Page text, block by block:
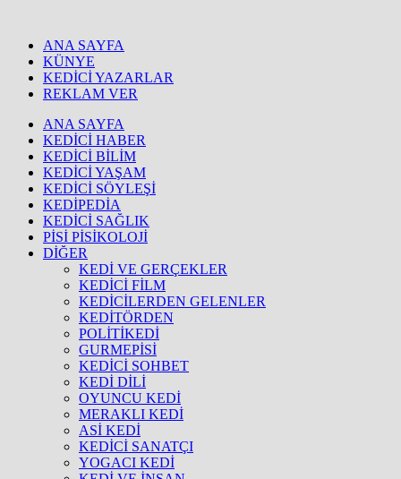
ANA SAYFA
KÜNYE
KEDİCİ YAZARLAR
REKLAM VER
ANA SAYFA
KEDİCİ HABER
KEDİCİ BİLİM
KEDİCİ YAŞAM
KEDİCİ SÖYLEŞİ
KEDİPEDİA
KEDİCİ SAĞLIK
PİSİ PİSİKOLOJİ
DİĞER
KEDİ VE GERÇEKLER
KEDİCİ FİLM
KEDİCİLERDEN GELENLER
KEDİTÖRDEN
POLİTİKEDİ
GURMEPİSİ
KEDİCİ SOHBET
KEDİ DİLİ
OYUNCU KEDİ
MERAKLI KEDİ
ASİ KEDİ
KEDİCİ SANATÇI
YOGACI KEDİ